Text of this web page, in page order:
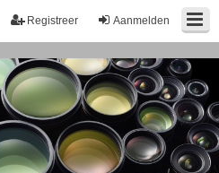
Aanmelden
Registreer